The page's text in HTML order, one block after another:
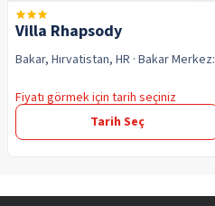
Villa Rhapsody
Bakar, Hırvatistan, HR · BakarMerkez:
Fiyatı görmek için tarih seçiniz
Tarih Seç